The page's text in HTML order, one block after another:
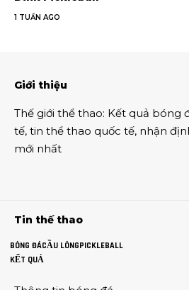
1 TUẦN AGO
Giới thiệu
Thế giới thể thao: Kết quả bóng
tế, tin thể thao quốc tế, nhận
mới nhất
Tin thế thao
BÓNG ĐÁCẦU LÔNGPICKLEBALL
KẾT QUẢ